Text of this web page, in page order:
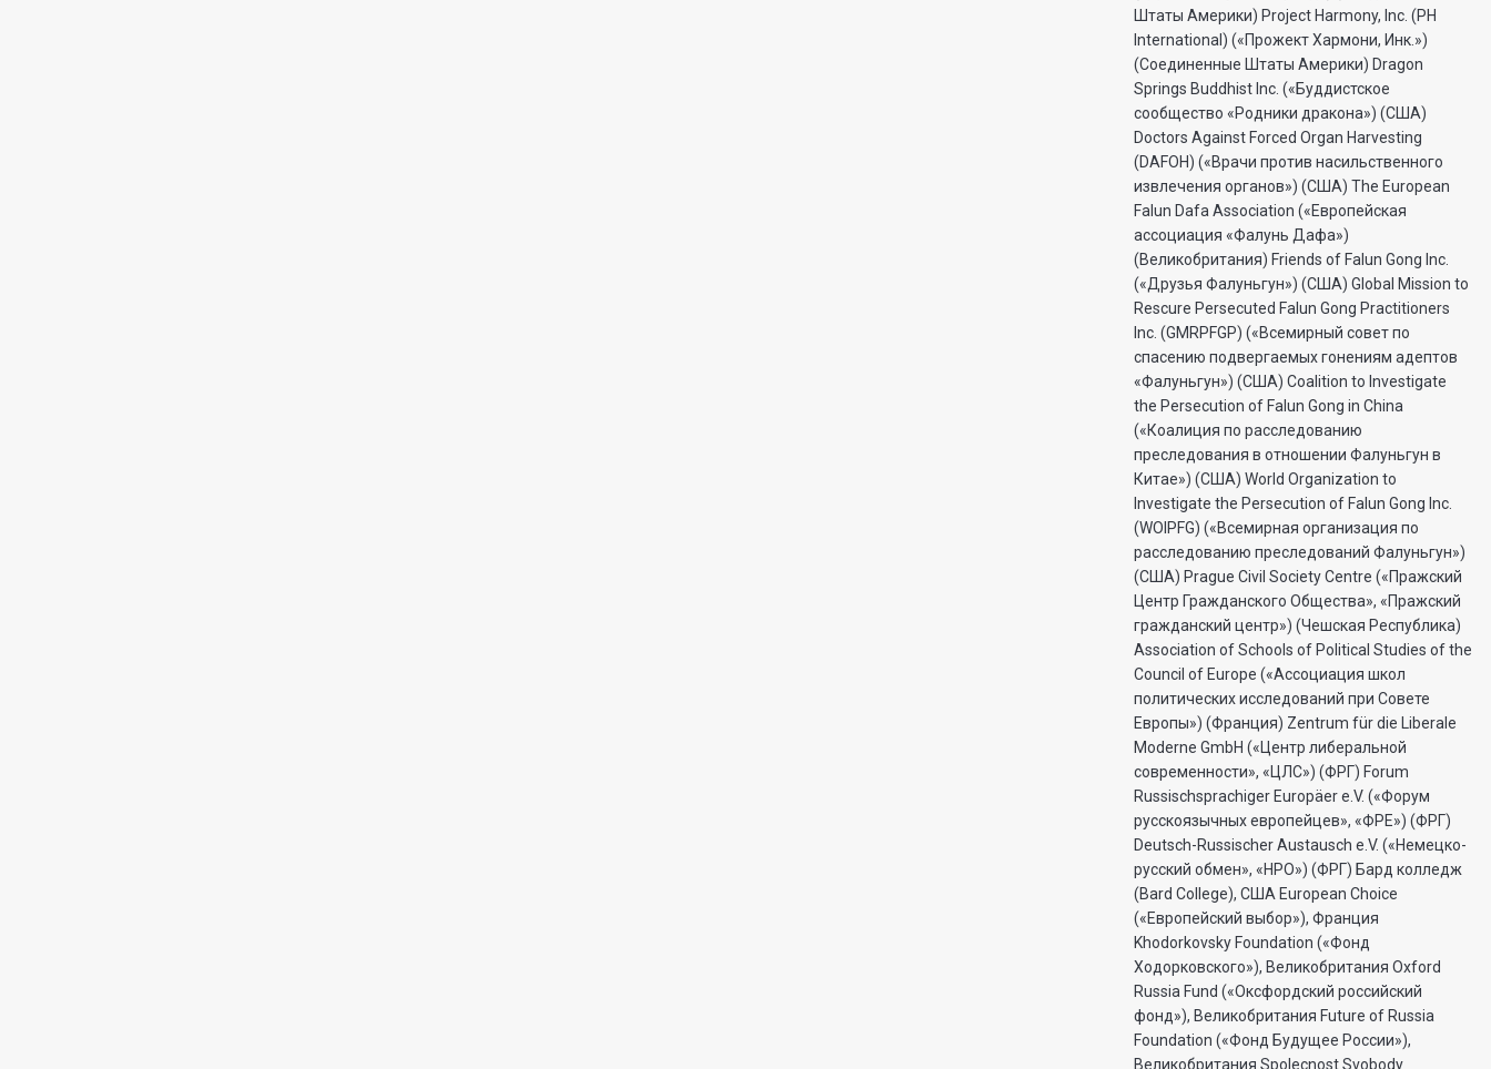
Штаты Америки) Project Harmony, Inc. (PH
International) («Прожект Хармони, Инк.»)
(Соединенные Штаты Америки) Dragon
Springs Buddhist Inc. («Буддистское
сообщество «Родники дракона») (США)
Doctors Against Forced Organ Harvesting
(DAFOH) («Врачи против насильственного
извлечения органов») (США) The European
Falun Dafa Association («Европейская
ассоциация «Фалунь Дафа»)
(Великобритания) Friends of Falun Gong Inc.
(«Друзья Фалуньгун») (США) Global Mission to
Rescure Persecuted Falun Gong Practitioners
Inc. (GMRPFGP) («Всемирный совет по
спасению подвергаемых гонениям адептов
«Фалуньгун») (США) Coalition to Investigate
the Persecution of Falun Gong in China
(«Коалиция по расследованию
преследования в отношении Фалуньгун в
Китае») (США) World Organization to
Investigate the Persecution of Falun Gong Inc.
(WOIPFG) («Всемирная организация по
расследованию преследований Фалуньгун»)
(США) Prague Civil Society Centre («Пражский
Центр Гражданского Общества», «Пражский
гражданский центр») (Чешская Республика)
Association of Schools of Political Studies of the
Council of Europe («Ассоциация школ
политических исследований при Совете
Европы») (Франция) Zentrum für die Liberale
Moderne GmbH («Центр либеральной
современности», «ЦЛС») (ФРГ) Forum
Russischsprachiger Europäer e.V. («Форум
русскоязычных европейцев», «ФРЕ») (ФРГ)
Deutsch-Russischer Austausch e.V. («Немецко-
русский обмен», «НРО») (ФРГ) Бард колледж
(Bard College), США European Choice
(«Европейский выбор»), Франция
Khodorkovsky Foundation («Фонд
Ходорковского»), Великобритания Oxford
Russia Fund («Оксфордский российский
фонд»), Великобритания Future of Russia
Foundation («Фонд Будущее России»),
Великобритания Spolecnost Svobody